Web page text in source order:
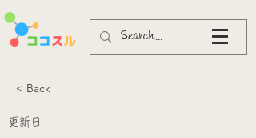
< Back
更新日